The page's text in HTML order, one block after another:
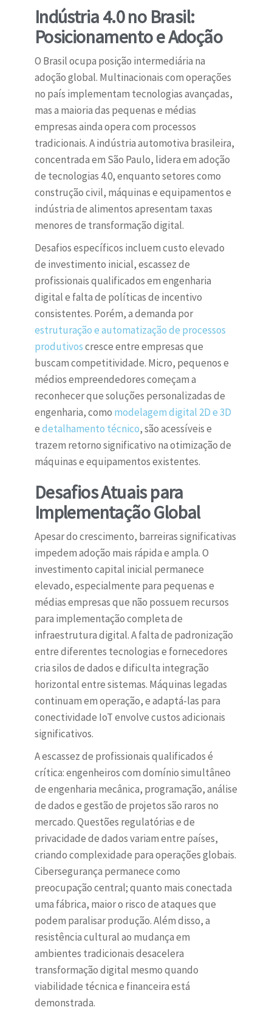
Indústria 4.0 no Brasil:
Posicionamento e Adoção
O Brasil ocupa posição intermediária na
adoção global. Multinacionais com operações
no país implementam tecnologias avançadas,
mas a maioria das pequenas e médias
empresas ainda opera com processos
tradicionais. A indústria automotiva brasileira,
concentrada em São Paulo, lidera em adoção
de tecnologias 4.0, enquanto setores como
construção civil, máquinas e equipamentos e
indústria de alimentos apresentam taxas
menores de transformação digital.
Desafios específicos incluem custo elevado
de investimento inicial, escassez de
profissionais qualificados em engenharia
digital e falta de políticas de incentivo
consistentes. Porém, a demanda por
estruturação e automatização de processos
produtivoscresce entre empresas que
buscam competitividade. Micro, pequenos e
médios empreendedores começam a
reconhecer que soluções personalizadas de
engenharia, como modelagem digital 2D e 3D
edetalhamento técnico, são acessíveis e
trazem retorno significativo na otimização de
máquinas e equipamentos existentes.
Desafios Atuais para
Implementação Global
Apesar do crescimento, barreiras significativas
impedem adoção mais rápida e ampla. O
investimento capital inicial permanece
elevado, especialmente para pequenas e
médias empresas que não possuem recursos
para implementação completa de
infraestrutura digital. A falta de padronização
entre diferentes tecnologias e fornecedores
cria silos de dados e dificulta integração
horizontal entre sistemas. Máquinas legadas
continuam em operação, e adaptá-las para
conectividade IoT envolve custos adicionais
significativos.
A escassez de profissionais qualificados é
crítica: engenheiros com domínio simultâneo
de engenharia mecânica, programação, análise
de dados e gestão de projetos são raros no
mercado. Questões regulatórias e de
privacidade de dados variam entre países,
criando complexidade para operações globais.
Cibersegurança permanece como
preocupação central; quanto mais conectada
uma fábrica, maior o risco de ataques que
podem paralisar produção. Além disso, a
resistência cultural ao mudança em
ambientes tradicionais desacelera
transformação digital mesmo quando
viabilidade técnica e financeira está
demonstrada.